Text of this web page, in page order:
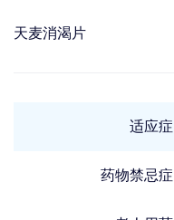
天麦消渴片
适应症
药物禁忌症